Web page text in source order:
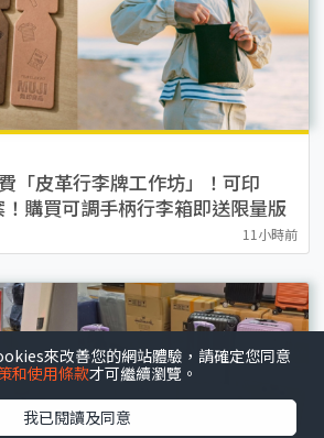
「皮革行李牌工作坊」！可印
購買可調手柄行李箱即送限量版
11小時前
來改善您的網站體驗，請確定您同意
和使用條款才可繼續瀏覽。
我已閱讀及同意